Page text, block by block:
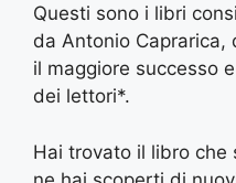
Questi sono i libri
da Antonio Caprarica,
il maggiore successo
dei lettori*.
Hai trovato il libro che